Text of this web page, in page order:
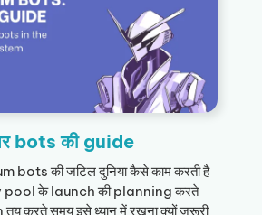
bots की guide
bots की जटिल दुनिया कैसे काम करती है
के launch की planning करते
करते समय इसे ध्यान में रखना क्यों ज़रूरी